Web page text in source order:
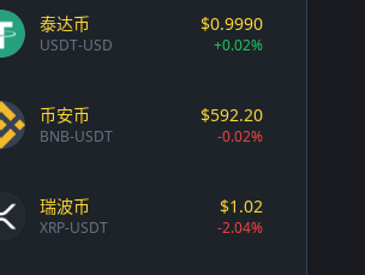
泰达币
USDT-USD
$0.9990
+0.02%
币安币
BNB-USDT
$592.20
-0.02%
瑞波币
XRP-USDT
$1.02
-2.04%